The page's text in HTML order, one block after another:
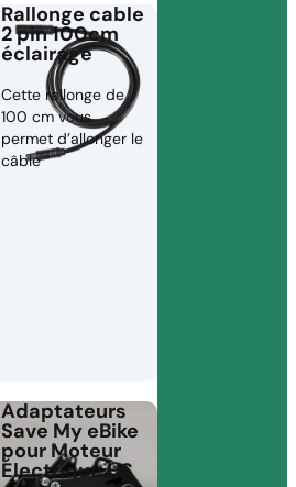
Rallonge cable
2 pin 100cm
éclairage
Cette rallonge de
100 cm vous
permet d’allonger le
câble
Adaptateurs
Save My eBike
pour Moteur
Électrique HS